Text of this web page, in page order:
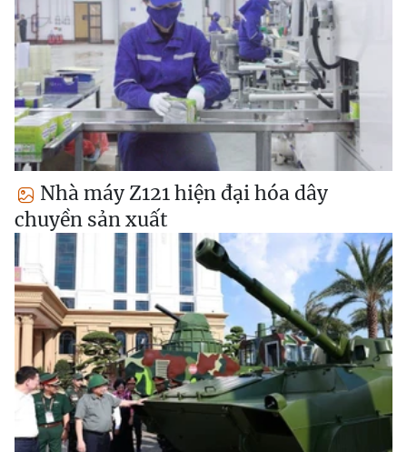
Nhà máy Z121 hiện đại hóa dây
chuyền sản xuất